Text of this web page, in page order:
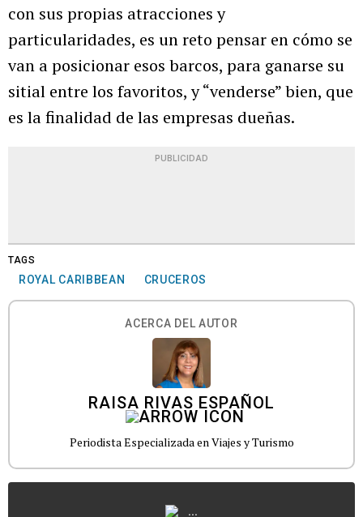
con sus propias atracciones y
particularidades, es un reto pensar en cómo se
van a posicionar esos barcos, para ganarse su
sitial entre los favoritos, y “venderse” bien, que
es la finalidad de las empresas dueñas.
PUBLICIDAD
TAGS
ROYAL CARIBBEAN CRUCEROS
ACERCA DEL AUTOR
RAISA RIVAS ESPAÑOL
Periodista Especializada en Viajes y Turismo
...